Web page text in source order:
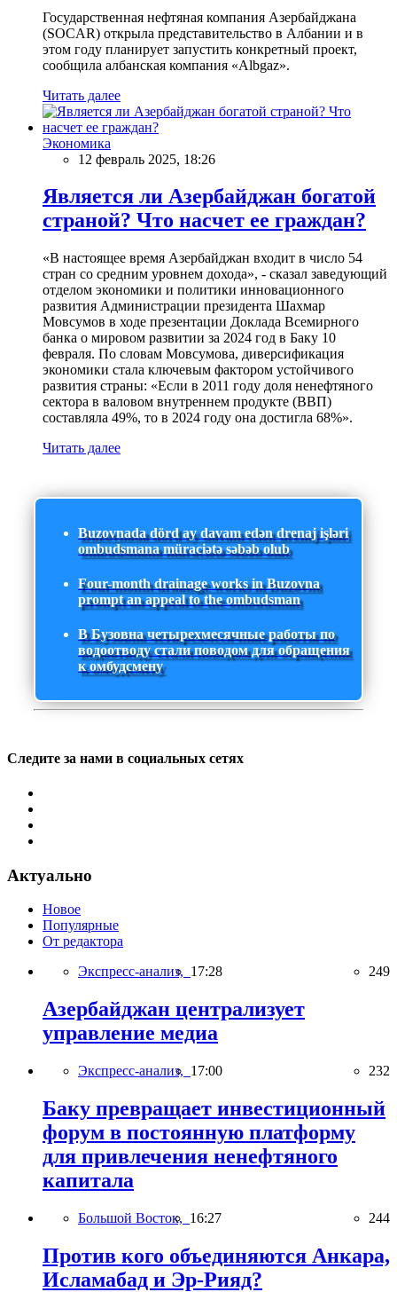
Государственная нефтяная компания Азербайджана
(SOCAR) открыла представительство в Албании и в
этом году планирует запустить конкретный проект,
сообщила албанская компания «Albgaz».
Читать далее
Экономика
12 февраль 2025, 18:26
Является ли Азербайджан богатой
страной? Что насчет ее граждан?
«В настоящее время Азербайджан входит в число 54
стран со средним уровнем дохода», - сказал заведующий
отделом экономики и политики инновационного
развития Администрации президента Шахмар
Мовсумов в ходе презентации Доклада Всемирного
банка о мировом развитии за 2024 год в Баку 10
февраля. По словам Мовсумова, диверсификация
экономики стала ключевым фактором устойчивого
развития страны: «Если в 2011 году доля ненефтяного
сектора в валовом внутреннем продукте (ВВП)
составляла 49%, то в 2024 году она достигла 68%».
Читать далее
Buzovnada dörd ay davam edən drenaj işləri
ombudsmana müraciətə səbəb olub
Four-month drainage works in Buzovna
prompt an appeal to the ombudsman
В Бузовна четырехмесячные работы по
водоотводу стали поводом для обращения
к омбудсмену
Следите за нами в социальных сетях
Актуально
Новое
Популярные
От редактора
Экспресс-анализ, 17:28 249
Азербайджан централизует
управление медиа
Экспресс-анализ, 17:00 232
Баку превращает инвестиционный
форум в постоянную платформу
для привлечения ненефтяного
капитала
Большой Восток, 16:27 244
Против кого объединяются Анкара,
Исламабад и Эр-Рияд?